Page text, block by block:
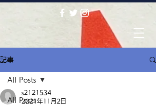
記事
All Posts
All Posts
s2121534
2021年11月2日